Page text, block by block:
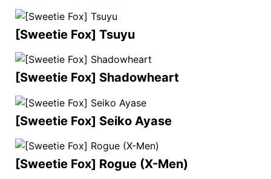
[Sweetie Fox] Tsuyu
[Sweetie Fox] Shadowheart
[Sweetie Fox] Seiko Ayase
[Sweetie Fox] Rogue (X-Men)